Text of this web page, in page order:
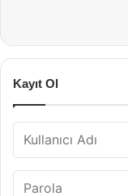
Kayıt Ol